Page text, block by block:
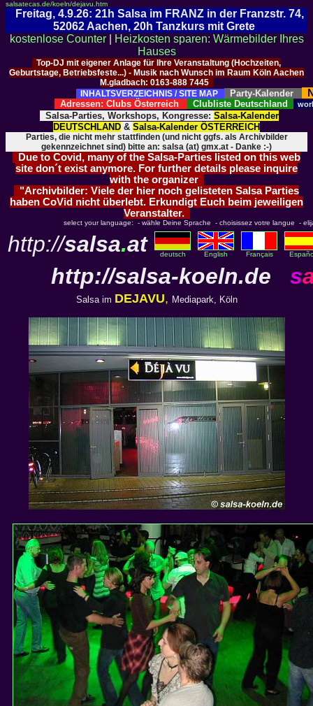
salsatecas.de/koeln/dejavu.htm
Freitag, 4.9.26: 21h Salsa im FRANZ in der Franzstr. 74,
52062 Aachen, 20h Tanzkurs mit Grete
kostenlose Counter|
Heizkosten sparen: Wärmebilder Ihres
Hauses
Top-DJ mit eigener Anlage für Ihre Veranstaltung (Hochzeiten,
Geburtstage, Betriebsfeste...) - Musik nach Wunsch im Raum Köln Aachen
M.gladbach: 0163-888 7445
INHALTSVERZEICHNIS / SITE MAP
Party-Kalender
Adressen: Clubs Österreich Clubliste Deutschland
Salsa-Parties, Workshops, Kongresse: Salsa-Kalender
DEUTSCHLAND & Salsa-Kalender ÖSTERREICH
Parties, die nicht mehr stattfinden (und nicht ggfs. als Archivbilder
gekennzeichnet sind) bitte an: salsa (at) gmx.at - Danke :-)
Due to Covid, many of the Salsa-Parties listed on this web
site don´t exist anymore. For further details please inquire
with the organizer
"Archivbilder: Viele der hier noch gelisteten Salsa Parties
haben CoVid nicht überlebt. Erkundigt Euch beim jeweiligen
Veranstalter.
select your language: - wähle Deine Sprache - choisissez votre langue -
http://salsa.at deutsch English Français
http://salsa-koeln.de s
Salsa im DEJAVU, Mediapark, Köln